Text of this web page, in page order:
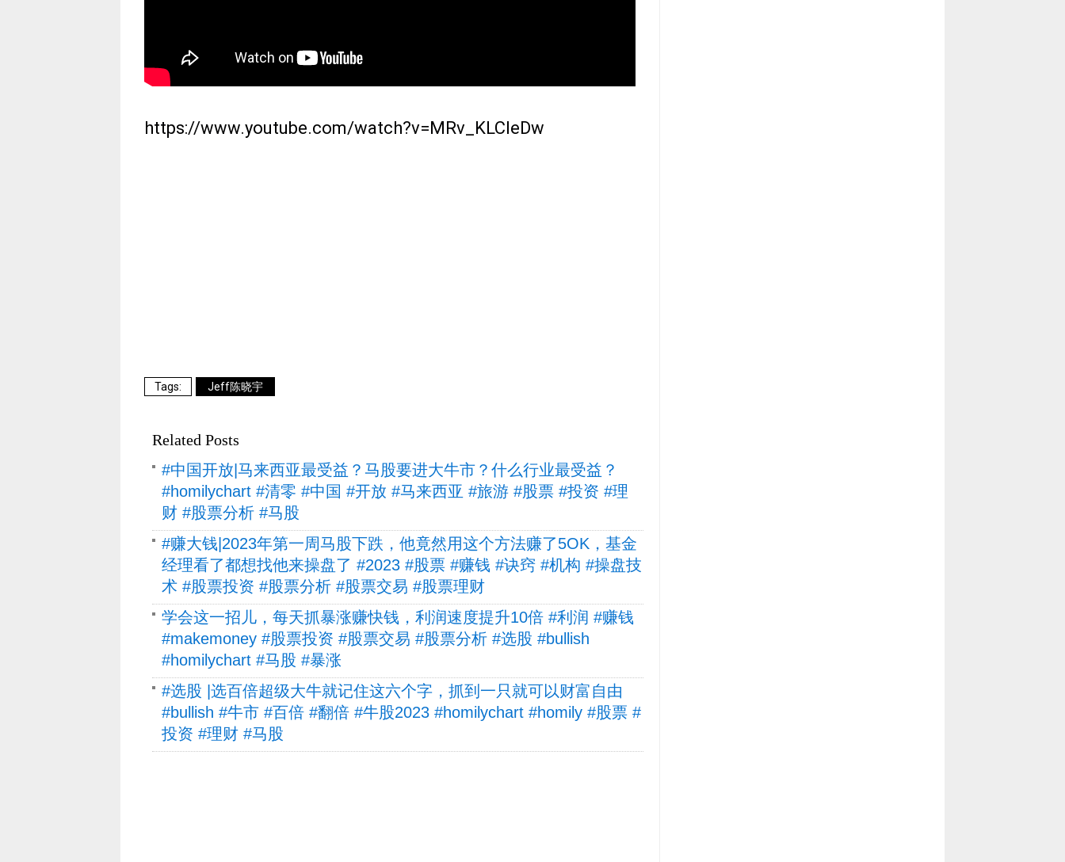
https://www.youtube.com/watch?v=MRv_KLCleDw
Jeff陈晓宇
Related Posts
#中国开放|马来西亚最受益？马股要进大牛市？什么行业最受益？
#homilychart #清零 #中国 #开放 #马来西亚 #旅游 #股票 #投资 #理
财 #股票分析 #马股
#赚大钱|2023年第一周马股下跌，他竟然用这个方法赚了5OK，基金
经理看了都想找他来操盘了 #2023 #股票 #赚钱 #诀窍 #机构 #操盘技
术 #股票投资 #股票分析 #股票交易 #股票理财
学会这一招儿，每天抓暴涨赚快钱，利润速度提升10倍 #利润 #赚钱
#makemoney #股票投资 #股票交易 #股票分析 #选股 #bullish
#homilychart #马股 #暴涨
#选股 |选百倍超级大牛就记住这六个字，抓到一只就可以财富自由
#bullish #牛市 #百倍 #翻倍 #牛股2023 #homilychart #homily #股票 #
投资 #理财 #马股